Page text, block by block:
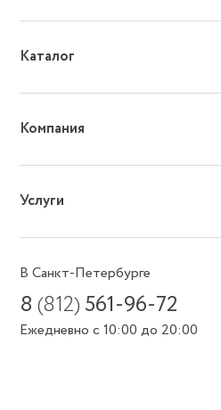
Каталог
Компания
Услуги
В Санкт-Петербурге
8(812) 561-96-72
Ежедневно с 10:00 до 20:00